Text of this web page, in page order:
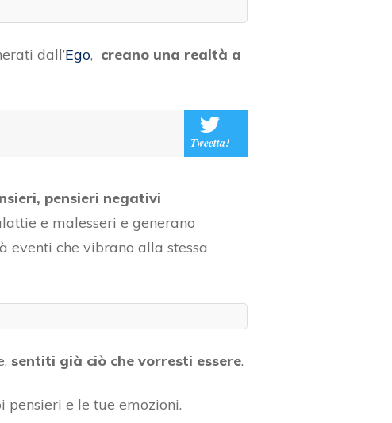
dall’Ego, creano una realtà a
Tweetta!
pensieri negativi
e malesseri e generano
eventi che vibrano alla stessa
sentiti già ciò che vorresti essere.
e le tue emozioni.